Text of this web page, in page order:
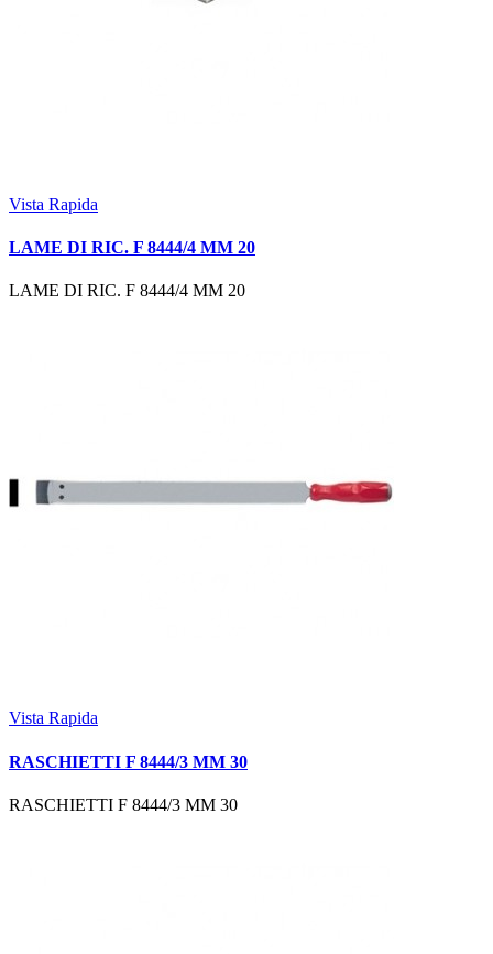
Vista Rapida
LAME DI RIC. F 8444/4 MM 20
LAME DI RIC. F 8444/4 MM 20
Vista Rapida
RASCHIETTI F 8444/3 MM 30
RASCHIETTI F 8444/3 MM 30